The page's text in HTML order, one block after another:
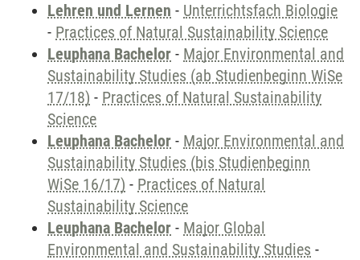
Lehren und Lernen - Unterrichtsfach Biologie
- Practices of Natural Sustainability Science
Leuphana Bachelor - Major Environmental and
Sustainability Studies (ab Studienbeginn WiSe
17/18) - Practices of Natural Sustainability
Science
Leuphana Bachelor - Major Environmental and
Sustainability Studies (bis Studienbeginn
WiSe 16/17) - Practices of Natural
Sustainability Science
Leuphana Bachelor - Major Global
Environmental and Sustainability Studies -